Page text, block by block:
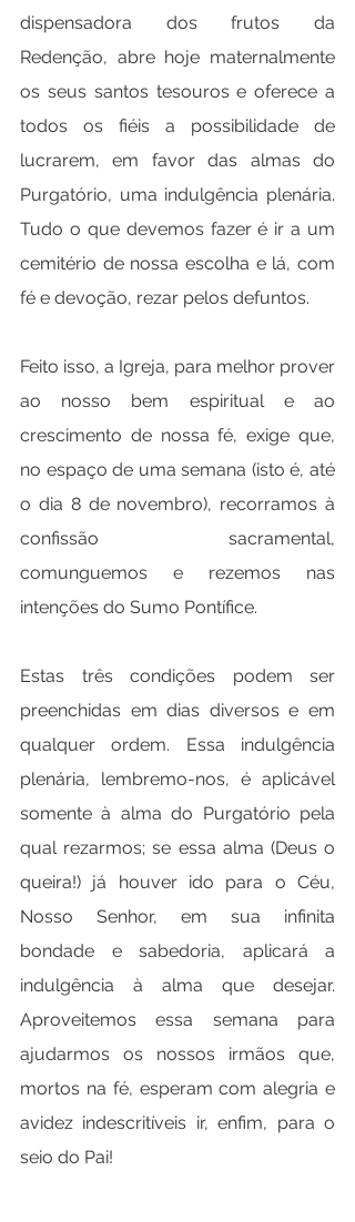
dispensadora dos frutos da
Redenção, abre hoje maternalmente
os seus santos tesouros e oferece a
todos os fiéis a possibilidade de
lucrarem, em favor das almas do
Purgatório, uma indulgência plenária.
Tudo o que devemos fazer é ir a um
cemitério de nossa escolha e lá, com
fé e devoção, rezar pelos defuntos.
Feito isso, a Igreja, para melhor prover
ao nosso bem espiritual e ao
crescimento de nossa fé, exige que,
no espaço de uma semana (isto é, até
o dia 8 de novembro), recorramos à
confissão sacramental,
comunguemos e rezemos nas
intenções do Sumo Pontífice.
Estas três condições podem ser
preenchidas em dias diversos e em
qualquer ordem. Essa indulgência
plenária, lembremo-nos, é aplicável
somente à alma do Purgatório pela
qual rezarmos; se essa alma (Deus o
queira!) já houver ido para o Céu,
Nosso Senhor, em sua infinita
bondade e sabedoria, aplicará a
indulgência à alma que desejar.
Aproveitemos essa semana para
ajudarmos os nossos irmãos que,
mortos na fé, esperam com alegria e
avidez indescritíveis ir, enfim, para o
seio do Pai!